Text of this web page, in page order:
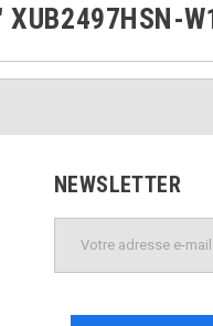
NEWSLETTER